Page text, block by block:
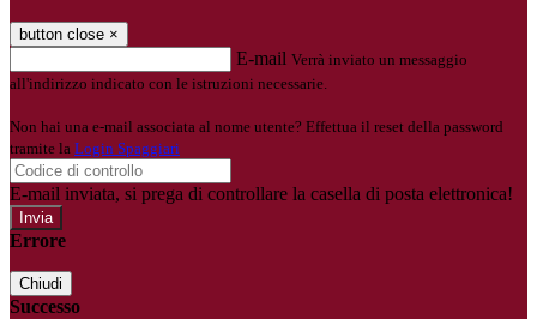
button close ×
E-mail Verrà inviato un messaggio
all'indirizzo indicato con le istruzioni necessarie.
Non hai una e-mail associata al nome utente? Effettua il reset della password
tramite la Login Spaggiari
E-mail inviata, si prega di controllare la casella di posta elettronica!
Errore
Chiudi
Successo